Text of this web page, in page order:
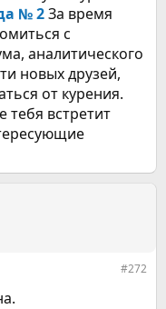
№ 2За время
с
аналитического
новых друзей,
от курения.
тебя встретит
#272